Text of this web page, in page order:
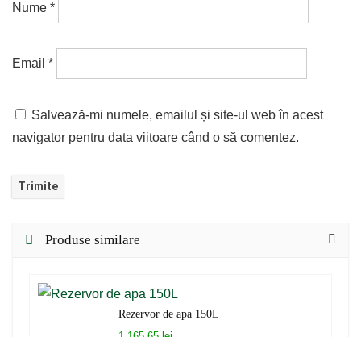
Nume *
Email *
Salvează-mi numele, emailul și site-ul web în acest
navigator pentru data viitoare când o să comentez.
Produse similare
Rezervor de apa 150L